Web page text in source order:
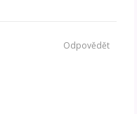
Odpovědět